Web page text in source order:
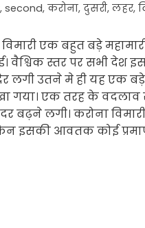
, second, करोना, दुसरी, लहर,
एक बहुत बड़े
वैश्विक स्तर पर सभी देश
लगी उतने मे ही यह एक
गया। एक तरह के वदलाव
बढ़ने लगी। करोना
इसकी आवतक कोई